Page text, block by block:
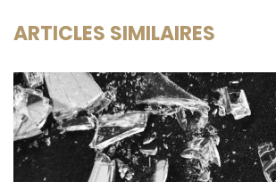
ARTICLES SIMILAIRES